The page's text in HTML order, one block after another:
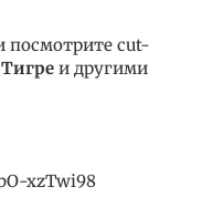
посмотрите cut-
и другими
xzTwi98